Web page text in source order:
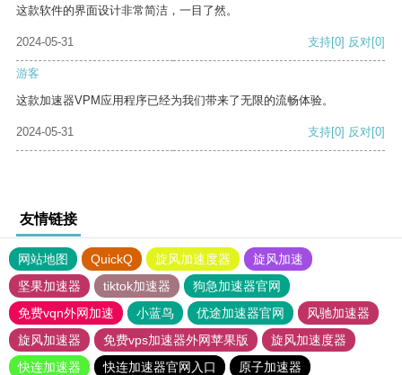
这款软件的界面设计非常简洁，一目了然。
2024-05-31 支持[0] 反对[0]
游客
这款加速器VPM应用程序已经为我们带来了无限的流畅体验。
2024-05-31 支持[0] 反对[0]
友情链接
网站地图 QuickQ 旋风加速度器
旋风加速
坚果加速器
tiktok加速器
狗急加速器官网
免费vqn外网加速
小蓝鸟 优途加速器官网
风驰加速器
旋风加速器
免费vps加速器外网苹果版
旋风加速度器
快连加速器
快连加速器官网入口
原子加速器